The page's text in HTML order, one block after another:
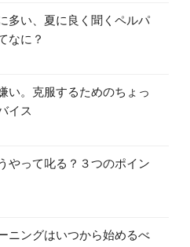
多い、夏に良く聞くペルパ
なに？
い。克服するためのちょっ
イス
やって叱る？３つのポイン
ニングはいつから始めるべ